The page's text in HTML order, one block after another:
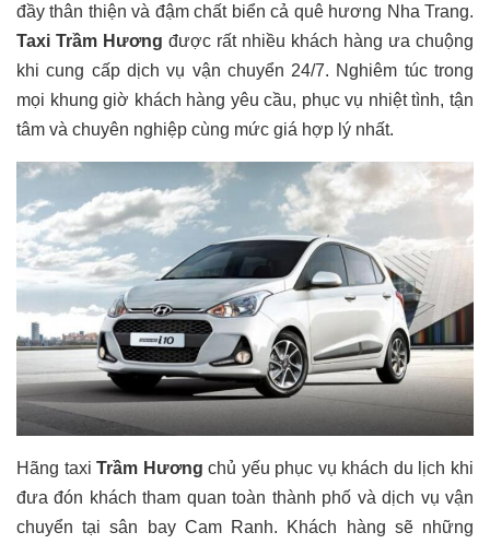
đầy thân thiện và đậm chất biển cả quê hương Nha Trang.
Taxi Trầm Hương được rất nhiều khách hàng ưa chuộng
khi cung cấp dịch vụ vận chuyển 24/7. Nghiêm túc trong
mọi khung giờ khách hàng yêu cầu, phục vụ nhiệt tình, tận
tâm và chuyên nghiệp cùng mức giá hợp lý nhất.
Hãng taxiTrầm Hương chủ yếu phục vụ khách du lịch khi
đưa đón khách tham quan toàn thành phố và dịch vụ vận
chuyển tại sân bay Cam Ranh. Khách hàng sẽ những